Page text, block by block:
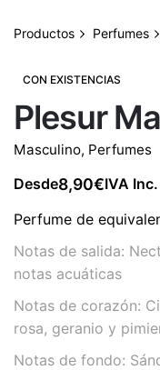
Productos Perfumes
CON EXISTENCIAS
Plesur
Masculino, Perfumes
Desde8,90€IVA Inc.
Perfume de
Notas de salida:
notas acuáticas
Notas de corazón:
rosa, geranio y
Notas de fondo: